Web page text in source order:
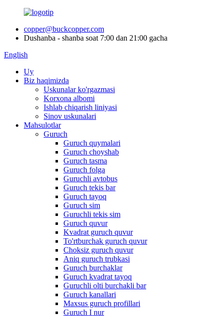
copper@buckcopper.com
Dushanba - shanba soat 7:00 dan 21:00 gacha
English
Uy
Biz haqimizda
Uskunalar ko'rgazmasi
Korxona albomi
Ishlab chiqarish liniyasi
Sinov uskunalari
Mahsulotlar
Guruch
Guruch quymalari
Guruch choyshab
Guruch tasma
Guruch folga
Guruchli avtobus
Guruch tekis bar
Guruch tayoq
Guruch sim
Guruchli tekis sim
Guruch quvur
Kvadrat guruch quvur
To'rtburchak guruch quvur
Choksiz guruch quvur
Aniq guruch trubkasi
Guruch burchaklar
Guruch kvadrat tayoq
Guruchli olti burchakli bar
Guruch kanallari
Maxsus guruch profillari
Guruch I nur